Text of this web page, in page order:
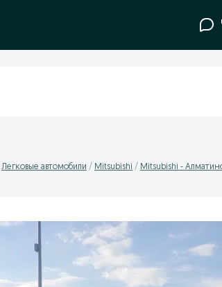
Легковые автомобили Mitsubishi Mitsubishi -